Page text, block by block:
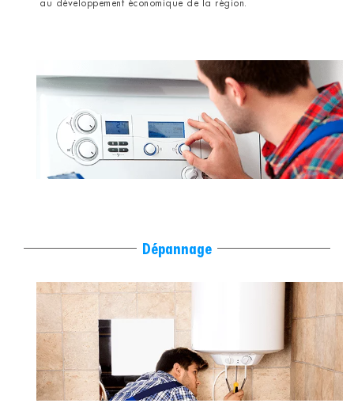
au développement économique de la région.
Dépannage